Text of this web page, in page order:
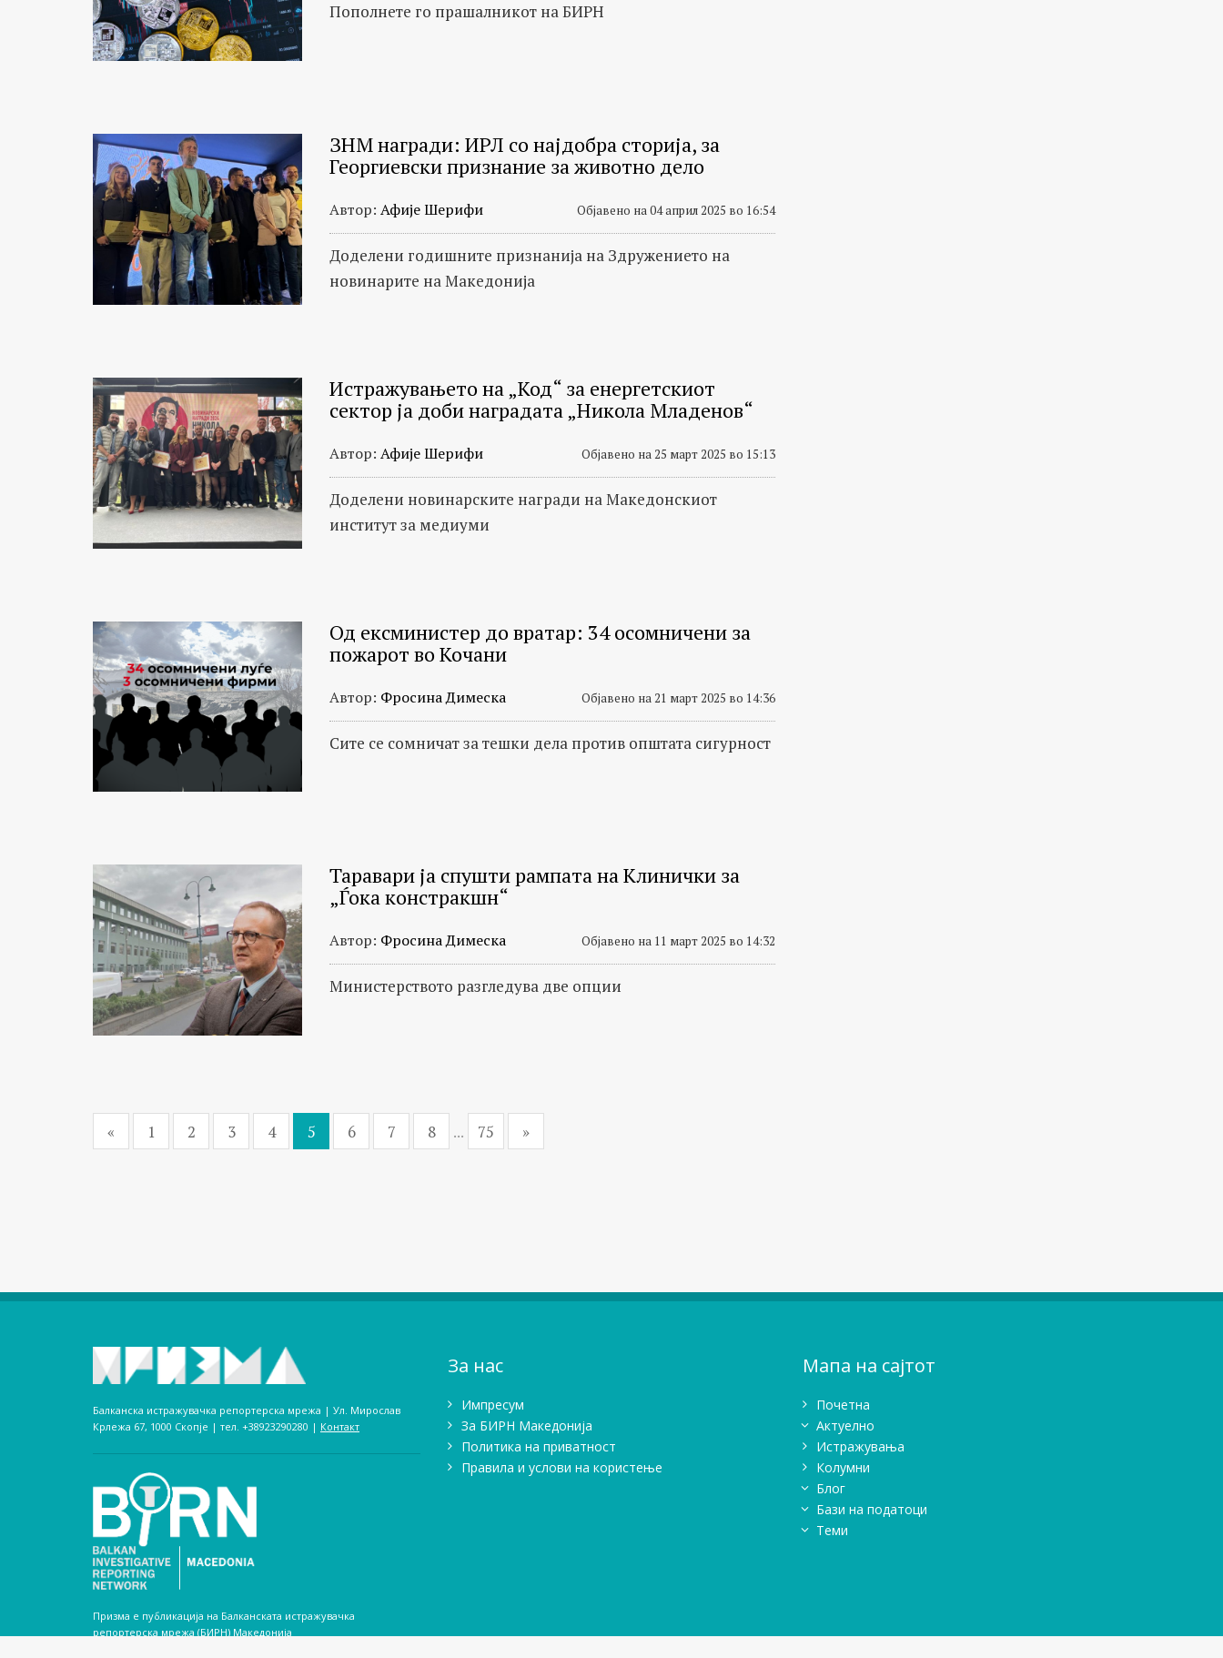
Пополнете го прашалникот на БИРН
ЗНМ награди: ИРЛ со најдобра сторија, за
Георгиевски признание за животно дело
Автор: Афије Шерифи Објавено на 04 април 2025 во 16:54
Доделени годишните признанија на Здружението на
новинарите на Македонија
Истражувањето на „Код“ за енергетскиот
сектор ја доби наградата „Никола Младенов“
Автор: Афије Шерифи Објавено на 25 март 2025 во 15:13
Доделени новинарските награди на Македонскиот
институт за медиуми
Од ексминистер до вратар: 34 осомничени за
пожарот во Кочани
Автор: Фросина Димеска Објавено на 21 март 2025 во 14:36
Сите се сомничат за тешки дела против општата сигурност
Таравари ја спушти рампата на Клинички за
„Ѓока констракшн“
Автор: Фросина Димеска Објавено на 11 март 2025 во 14:32
Министерството разгледува две опции
« 1 2 3 4 5 6 7 8 ... 75 »
Балканска истражувачка репортерска мрежа | Ул. Мирослав
Крлежа 67, 1000 Скопје | тел. +38923290280­ | Контакт
Призма е публикација на Балканската истражувачка
репортерска мрежа (БИРН) Македонија
За нас
Импресум
Зa БИРН Македонија
Политика на приватност
Правила и услови на користење
Мапа на сајтот
Почетна
Актуелно
Истражувањa
Колумни
Блог
Бази на податоци
Теми